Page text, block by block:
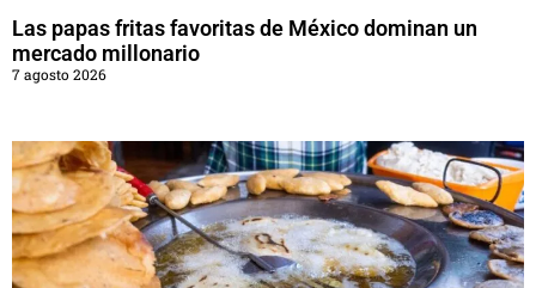
Las papas fritas favoritas de México dominan un
mercado millonario
7 agosto 2026